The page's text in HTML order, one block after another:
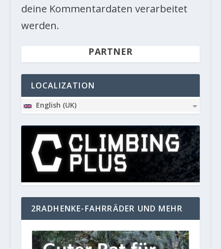
deine Kommentardaten verarbeitet
werden.
PARTNER
LOCALIZATION
English (UK)
2RADHENKE-FAHRRÄDER UND MEHR